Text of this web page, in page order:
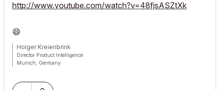
http://www.youtube.com/watch?v=48fjsASZtXk
😄
Holger Kreienbrink
Director Product Intelligence
Munich, Germany